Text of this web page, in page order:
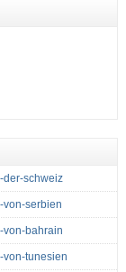
der-schweiz
von-serbien
von-bahrain
von-tunesien